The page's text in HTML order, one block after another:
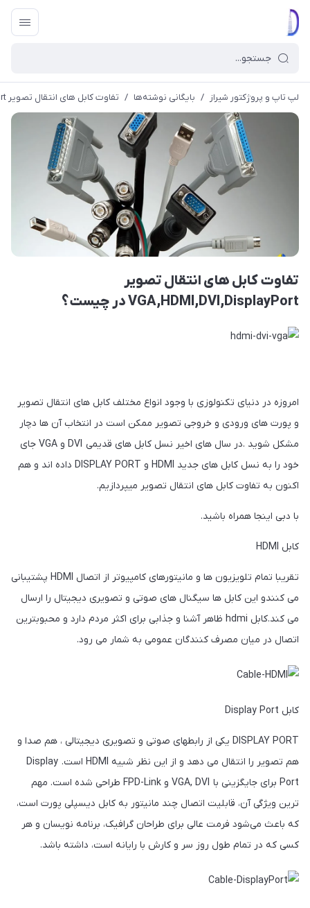
لپ تاپ و پروژکتور شیراز / بایگانی نوشته‌ها / تفاوت کابل های انتقال تصویر VGA,HDMI,DVI,DisplayPort در چیست؟
تفاوت کابل های انتقال تصویر
VGA,HDMI,DVI,DisplayPort در چیست؟
امروزه در دنیای تکنولوزی با وجود انواع مختلف کابل های انتقال تصویر
و پورت های ورودی و خروجی تصویر ممکن است در انتخاب آن ها دچار
مشکل شوید .در سال های اخیر نسل کابل های قدیمی DVI و VGA جای
خود را به نسل کابل های جدید HDMI و DISPLAY PORT داده اند و هم
اکنون به تفاوت کابل های انتقال تصویر میپردازیم.
با دبی اینجا همراه باشید.
کابل HDMI
تقریبا تمام تلویزیون ها و مانیتورهای کامپیوتر از اتصال HDMI پشتیبانی
می کنندو این کابل ها سیگنال های صوتی و تصویری دیجیتال را ارسال
می کند.کابل hdmi ظاهر آشنا و جذابی برای اکثر مردم دارد و محبوبترین
اتصال در میان مصرف کنندگان عمومی به شمار می رود.
کابل Display Port
DISPLAY PORT یکی از رابطهای صوتی و تصویری دیجیتالی ، هم صدا و
هم تصویر را انتقال می دهد و از این نظر شبیه HDMI است. Display
Port برای جایگزینی با VGA, DVI و FPD-Link طراحی شده است. مهم
ترین ویژگی آن، قابلیت اتصال چند مانیتور به کابل دیسپلی پورت است،
که باعث می‌شود فرمت عالی برای طراحان گرافیک، برنامه نویسان و هر
کسی که در تمام طول روز سر و کارش با رایانه است، داشته باشد.